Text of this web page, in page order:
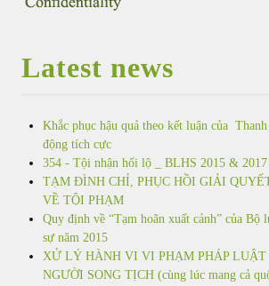
Latest news
Khắc phục hậu quả theo kết luận của
động tích cực
354 - Tội nhận hối lộ _ BLHS 2015 & 2017
TẠM ĐÌNH CHỈ, PHỤC HỒI GIẢI
VỀ TỘI PHẠM
Quy định về “Tạm hoãn xuất cảnh” của Bộ
sự năm 2015
XỬ LÝ HÀNH VI VI PHẠM PHÁP LUẬT
NGƯỜI SONG TỊCH (cùng lúc mang cả